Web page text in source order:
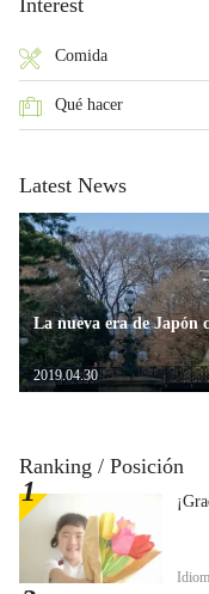
Interest
Comida
Qué hacer
Latest News
La nueva era de Japón
2019.04.30
Ranking / Posición